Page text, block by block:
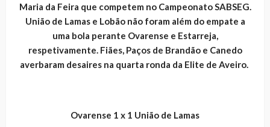
Maria da Feira que competem no Campeonato SABSEG.
União de Lamas e Lobão não foram além do empate a
uma bola perante Ovarense e Estarreja,
respetivamente. Fiães, Paços de Brandão e Canedo
averbaram desaires na quarta ronda da Elite de Aveiro.
Ovarense 1 x 1 União de Lamas